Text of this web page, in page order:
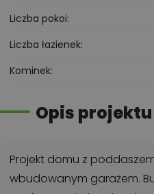
Liczba pokoi
Liczba łazienek
Kominek
Opis
Projekt domu z
wbudowanym garażem.